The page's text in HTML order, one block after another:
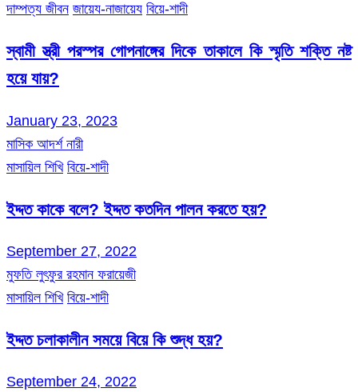
দাম্পত্য জীবন জায়েয-নাজায়েয বিয়ে-শাদী
স্বামী স্ত্রী পরস্পর গোপনাঙ্গের দিকে তাকালে কি স্মৃতি শক্তি নষ্ট
হয়ে যায়?
January 23, 2023
মাসিক আদর্শ নারী
মাসায়িল শিখি বিয়ে-শাদী
ইদ্দত কাকে বলে? ইদ্দত কতদিন পালন করতে হয়?
September 27, 2022
মুফতি লুৎফুর রহমান ফরায়েজী
মাসায়িল শিখি বিয়ে-শাদী
ইদ্দত চলাকালীন সময়ে বিয়ে কি শুদ্ধ হয়?
September 24, 2022